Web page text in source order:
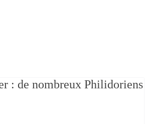
: de nombreux Philidoriens